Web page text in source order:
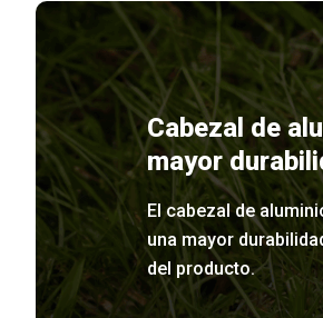
Cabezal de
mayor
El cabezal de
una mayor
del producto.